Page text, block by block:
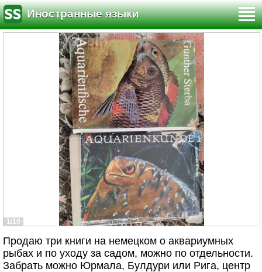
Иностранные языки
1/10
Продаю три книги на немецком о аквариумных
рыбах и по уходу за садом, можно по отдельности.
Забрать можно Юрмала, Булдури или Рига, центр